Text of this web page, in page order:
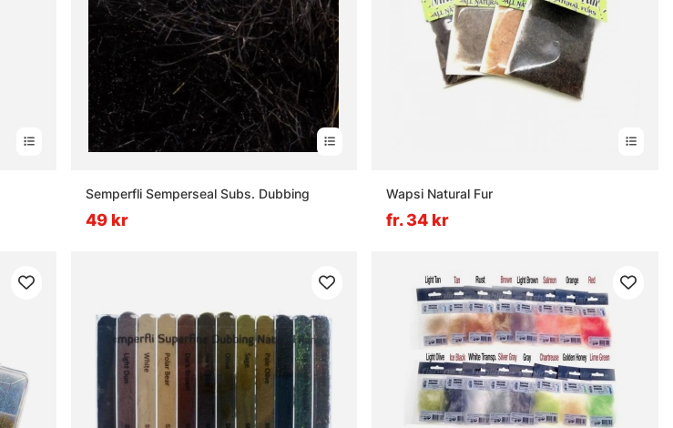
Semperfli Semperseal Subs. Dubbing
49 kr
Wapsi Natural Fur
fr. 34 kr